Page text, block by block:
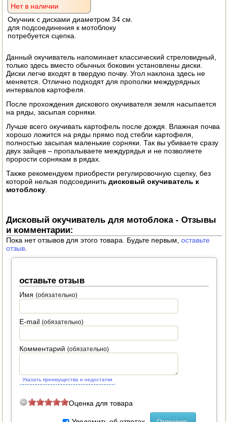
ДРОВОКОЛЫ
ГАЗОВЫЕ БАЛЛОНЫ
НАСТОЛЬНЫЕ ПЛИТЫ
ЭЛЕКТРО И БЕНЗО ИНСТРУМЕНТ
ОПРЫСКИВАТЕЛИ
ЭЛЕКТРО ШАШЛЫЧНИЦЫ
СОКОВЫЖИМАЛКИ
СУШИЛКИ ПРОДУКТОВ
СОКОВАРКИ
ДЛЯ ФЕРМЕРА
ОБОРУДОВАНИЕ ДЛЯ ПЧЕЛОВОДСТВА
СРЕДСТВА ОТ ВРЕДИТЕЛЕЙ
ПОСУДА ДЛЯ КУХНИ
ДУШ ДЛЯ ДАЧИ И ДОМА
ОРЕХОКОЛЫ
Нет в наличии
Окучник с дисками диаметром 34 см.
для подсоединения к мотоблоку
потребуется сцепка.
Данный окучиватель напоминает классический стреловидный,
только здесь вместо обычных боковин установлены диски.
Диски легче входят в твердую почву. Угол наклона здесь не
меняется. Отлично подходят для прополки междурядных
интервалов картофеля.
После прохождения дискового окучивателя земля насыпается
на ряды, засыпая сорняки.
Лучше всего окучивать картофель после дождя. Влажная почва
хорошо ложится на ряды прямо под стебли картофеля,
полностью засыпая маленькие сорняки. Так вы убиваете сразу
двух зайцев – пропалываете междурядья и не позволяете
прорости сорнякам в рядах.
Также рекомендуем приобрести регулировочную сцепку, без
которой нельзя подсоединитьдисковый окучиватель к
мотоблоку
Дисковый окучиватель для мотоблока - Отзывы
и комментарии:
Пока нет отзывов для этого товара. Будьте первым,оставьте
отзыв
оставьте отзыв
Имя(обязательно)
E-mail(обязательно)
Комментарий(обязательно)
Указать преимущества и недостатки
Оценка для товара